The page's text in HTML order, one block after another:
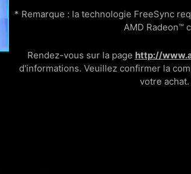
* Remarque : la technologie FreeSync
AMD Radeon™
Rendez-vous sur la page http://
d'informations. Veuillez confirmer la
votre achat.